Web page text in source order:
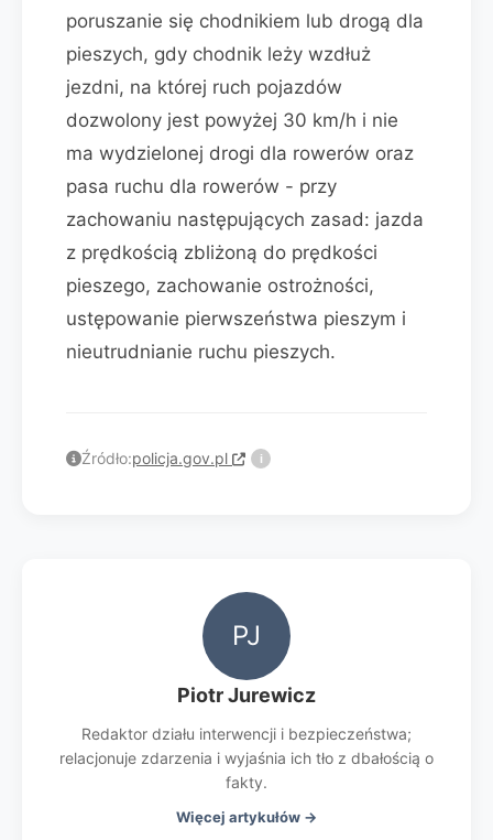
poruszanie się chodnikiem lub drogą dla
pieszych, gdy chodnik leży wzdłuż
jezdni, na której ruch pojazdów
dozwolony jest powyżej 30 km/h i nie
ma wydzielonej drogi dla rowerów oraz
pasa ruchu dla rowerów - przy
zachowaniu następujących zasad: jazda
z prędkością zbliżoną do prędkości
pieszego, zachowanie ostrożności,
ustępowanie pierwszeństwa pieszym i
nieutrudnianie ruchu pieszych.
Źródło:policja.gov.pl i
PJ
Piotr Jurewicz
Redaktor działu interwencji i bezpieczeństwa;
relacjonuje zdarzenia i wyjaśnia ich tło z dbałością o
fakty.
Więcej artykułów →